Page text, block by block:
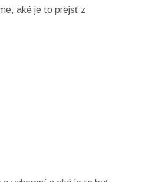
aké je to prejsť z